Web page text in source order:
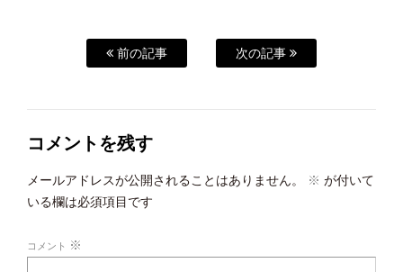
前の記事 次の記事
コメントを残す
メールアドレスが公開されることはありません。 ※ が付いて
いる欄は必須項目です
コメント ※